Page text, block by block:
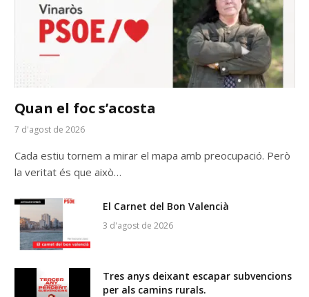
Quan el foc s’acosta
7 d'agost de 2026
Cada estiu tornem a mirar el mapa amb preocupació. Però
la veritat és que això…
El Carnet del Bon Valencià
3 d'agost de 2026
Tres anys deixant escapar subvencions
per als camins rurals.